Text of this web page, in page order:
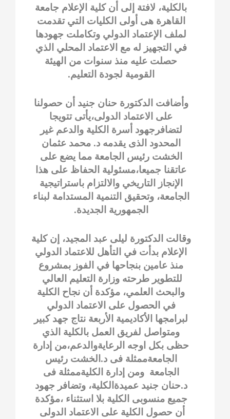
بالكلية، لافتة إلى أن كلية الإعلام جامعة
القاهرة هى أولى الكليات التي تقدمت
لملف الإعتماد الدولي وتكاملت جهودها
في التجهيز له مع الاعتماد المحلي الذي
حصلت عليه منذ سنوات من الهيئة
القومية لجودة التعليم.
وأضافت الدكتورة حنان جنيد أن حصولنا
على الاعتماد الدولى،يأتى تتويجا
لتضافرجهود أسرة الكلية والدعم غير
المحدود الذى يقدمه د. محمد عثمان
الخشت رئيس الجامعة مما يضع على
عاتقنا جميعا،مسئولية الحفاظ على هذا
الإنجاز التاريخي والالتزام باستراتيجية
الجامعة، وتحقيق التنمية المستدامة لبناء
الجمهورية الجديدة.
وقالت الدكتورة ليلى عبد المجيد، إن كلية
الإعلام بدأت في التأهل للاعتماد الدولي
منذ عامين بنجاحها في الفوز بمشروع
للتطوير طرحته وزارة التعليم العالي
والبحث العلمي، مؤكدة أن نجاح الكلية
في الحصول على الاعتماد الدولي
لبرامجها الأكاديمية الأربعة نتاج جهد كبير
ومتواصل لفريق العمل بالكلية الذي
حظى بكل اوجه الرعايةوالدعم،من إدارة
الجامعةممثلة فى د.الخشت رئيس
الجامعة ومن إدارة الكليةممثلة فى
د.حنان جنيد عميدةالكلية، وتضافر جهود
جميع منسوبى الكلية بلا استثناء ،مؤكدة
أن حصول الكلية على الاعتماد الدولى